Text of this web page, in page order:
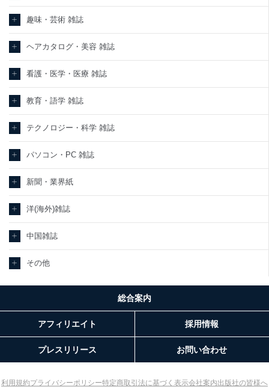
趣味・芸術 雑誌
ヘアカタログ・美容 雑誌
看護・医学・医療 雑誌
教育・語学 雑誌
テクノロジー・科学 雑誌
パソコン・PC 雑誌
新聞・業界紙
洋(海外)雑誌
中国雑誌
その他
総合案内
アフィリエイト 採用情報
プレスリリース お問い合わせ
利用規約プライバシーポリシー特定商取引法に基づく表示会社案内出版社の皆様へ